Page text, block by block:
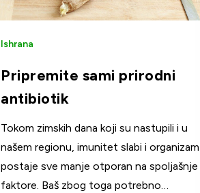
Ishrana
Pripremite sami prirodni
antibiotik
Tokom zimskih dana koji su nastupili i u
našem regionu, imunitet slabi i organizam
postaje sve manje otporan na spoljašnje
faktore. Baš zbog toga potrebno…